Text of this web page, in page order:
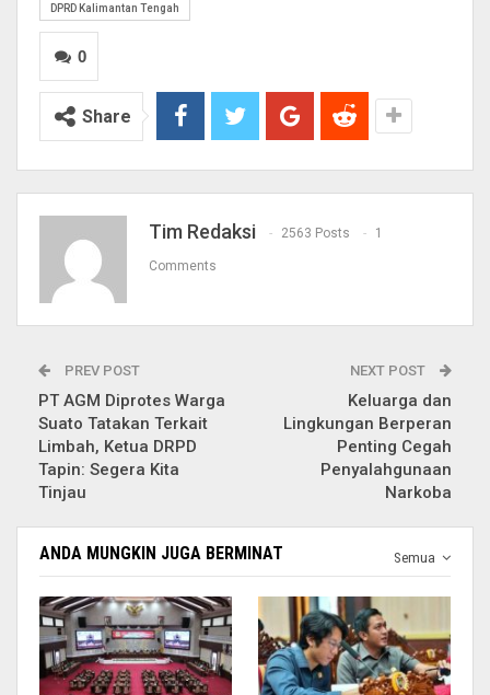
DPRD Kalimantan Tengah
0
Share
Tim Redaksi 2563 Posts 1
Comments
PREV POST
PT AGM Diprotes Warga
Suato Tatakan Terkait
Limbah, Ketua DRPD
Tapin: Segera Kita
Tinjau
NEXT POST
Keluarga dan
Lingkungan Berperan
Penting Cegah
Penyalahgunaan
Narkoba
Semua
ANDA MUNGKIN JUGA BERMINAT